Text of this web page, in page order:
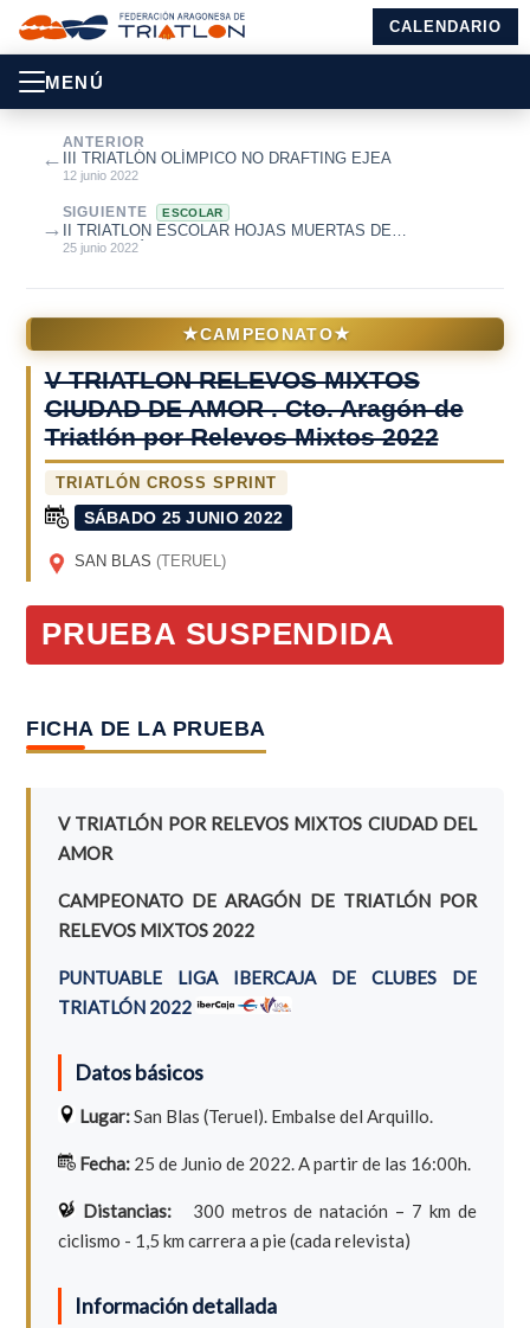
CALENDARIO
MENÚ
←
ANTERIOR
III TRIATLÓN OLÍMPICO NO DRAFTING EJEA
12 junio 2022
SIGUIENTE ESCOLAR
II TRIATLON ESCOLAR HOJAS MUERTAS DE
MONTALBÁN
25 junio 2022
→
★CAMPEONATO★
V TRIATLON RELEVOS MIXTOS
CIUDAD DE AMOR . Cto. Aragón de
Triatlón por Relevos Mixtos 2022
TRIATLÓN CROSS SPRINT
SÁBADO 25 JUNIO 2022
SAN BLAS (TERUEL)
PRUEBA SUSPENDIDA
FICHA DE LA PRUEBA
V TRIATLÓN POR RELEVOS MIXTOS CIUDAD DEL
AMOR
CAMPEONATO DE ARAGÓN DE TRIATLÓN POR
RELEVOS MIXTOS 2022
PUNTUABLE LIGA IBERCAJA DE CLUBES DE
TRIATLÓN 2022
Datos básicos
Lugar:San Blas (Teruel). Embalse del Arquillo.
Fecha: 25 de Junio de 2022. A partir de las 16:00h.
Distancias:
300 metros de natación – 7 km de
ciclismo - 1,5 km carrera a pie (cada relevista)
Información detallada